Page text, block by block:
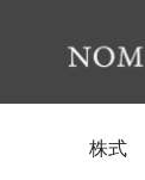
株式